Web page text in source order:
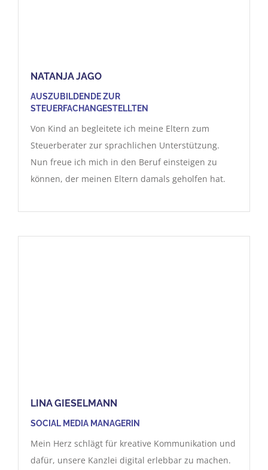
NATANJA JAGO
AUSZUBILDENDE ZUR
STEUERFACHANGESTELLTEN
Von Kind an begleitete ich meine Eltern zum
Steuerberater zur sprachlichen Unterstützung.
Nun freue ich mich in den Beruf einsteigen zu
können, der meinen Eltern damals geholfen hat.
LINA GIESELMANN
SOCIAL MEDIA MANAGERIN
Mein Herz schlägt für kreative Kommunikation und
dafür, unsere Kanzlei digital erlebbar zu machen.